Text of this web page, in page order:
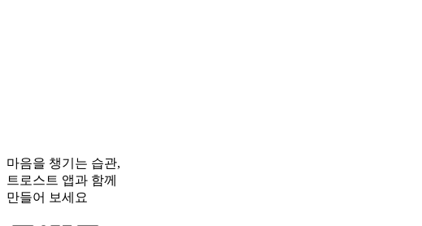
마음을 챙기는 습관,
트로스트 앱과 함께
만들어 보세요